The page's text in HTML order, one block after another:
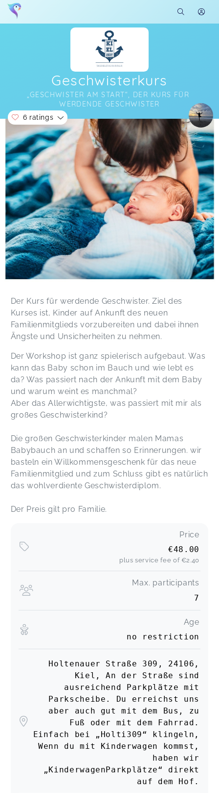
Geschwisterkurs
„GESCHWISTER AM START“, DER KURS FÜR
WERDENDE GESCHWISTER
Soon you will learn more about me here...
6 ratings
Vielen Dank für den tollen Kurs. Wir sind ja
„extra“ aus Neumünster angereist und es hat sich
echt gelohnt. Ich war mir anfangs nicht sicher,
was ich genau von einem Kurs erwarten kann
bzw. möchte, der nur 2 Stunden lang ist. Du hast
aber super viel „reingepackt“ in den Kurs, ohne
dass es irgendwie stressig oder zu voll wirkte. Ich
schaute nach einer Weile mal auf die Uhr, weil
ich dachte, dass wir ja schon so viel gemacht
haben und es wahrscheinlich schon kurz vor 12
Uhr ist. Da waren wir aber gerade mal bei der
Hälfte. Die Länge fand ich insgesamt ziemlich
gut. länger wäre für die Kids wahrscheinlich zu
viel. Du hast die Inhalte ziemlich gut vorgestellt
Altersspanne und auch die zurückhaltenden
Kinder sind aufgetaut. :)
Jacqueline,
fragte wann der nächste Geschwisterkurs sei.
Dorothea,
Es war ein toller Vormittag, ganz herzlichen
Dank!!
Es war ein sehr schöner Kurs mit verschiedenen
Angeboten für (Klein-)kinder unterschiedlichen
Alters.
Nele,Mar 15
Ein ganz toller Kurs!
Hannah,Mar 15
Es war sehr schön
Der Kurs für werdende Geschwister. Ziel des
Kurses ist, Kinder auf Ankunft des neuen
Familienmitglieds vorzubereiten und dabei ihnen
Ängste und Unsicherheiten zu nehmen.
Der Workshop ist ganz spielerisch aufgebaut. Was
kann das Baby schon im Bauch und wie lebt es
da? Was passiert nach der Ankunft mit dem Baby
und warum weint es manchmal?
Aber das Allerwichtigste, was passiert mit mir als
großes Geschwisterkind?
Die großen Geschwisterkinder malen Mamas
Babybauch an und schaffen so Erinnerungen. wir
basteln ein Willkommensgeschenk für das neue
Familienmitglied und zum Schluss gibt es natürlich
das wohlverdiente Geschwisterdiplom.
Der Preis gilt pro Familie.
Price
€48.00
plus service fee of €2.40
Max. participants
7
Age
no restriction
Holtenauer Straße 309, 24106,
Kiel, An der Straße sind
ausreichend Parkplätze mit
Parkscheibe. Du erreichst uns
aber auch gut mit dem Bus, zu
Fuß oder mit dem Fahrrad.
Einfach bei „Holti309“ klingeln,
Wenn du mit Kinderwagen kommst,
haben wir
„KinderwagenParkplätze“ direkt
auf dem Hof.